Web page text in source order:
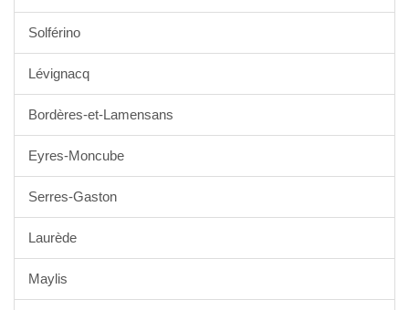
Solférino
Lévignacq
Bordères-et-Lamensans
Eyres-Moncube
Serres-Gaston
Laurède
Maylis